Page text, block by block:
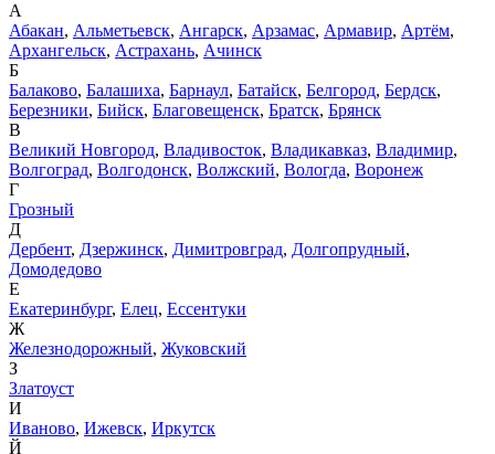
А
Абакан, Альметьевск, Ангарск, Арзамас, Армавир, Артём,
Архангельск, Астрахань, Ачинск
Б
Балаково, Балашиха, Барнаул, Батайск, Белгород, Бердск,
Березники, Бийск, Благовещенск, Братск, Брянск
В
Великий Новгород, Владивосток, Владикавказ, Владимир,
Волгоград, Волгодонск, Волжский, Вологда, Воронеж
Г
Грозный
Д
Дербент, Дзержинск, Димитровград, Долгопрудный,
Домодедово
Е
Екатеринбург, Елец, Ессентуки
Ж
Железнодорожный, Жуковский
З
Златоуст
И
Иваново, Ижевск, Иркутск
Й